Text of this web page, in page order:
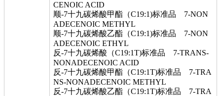
CENOIC ACID
顺-7十九碳烯酸甲酯（C19:1)标准品 7-NON
ADECENOIC METHYL
顺-7十九碳烯酸乙酯（C19:1)标准品 7-NON
ADECENOIC ETHYL
反-7十九碳烯酸（C19:1T)标准品 7-TRANS-
NONADECENOIC ACID
反-7十九碳烯酸甲酯（C19:1T)标准品 7-TRA
NS-NONADECENOIC METHYL
反-7十九碳烯酸乙酯（C19:1T)标准品 7-TRA